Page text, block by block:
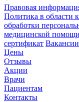
Правовая
Политика в области
обработки
медицинской помощи
сертификат
Цены
Отзывы
Акции
Врачи
Пациентам
Контакты